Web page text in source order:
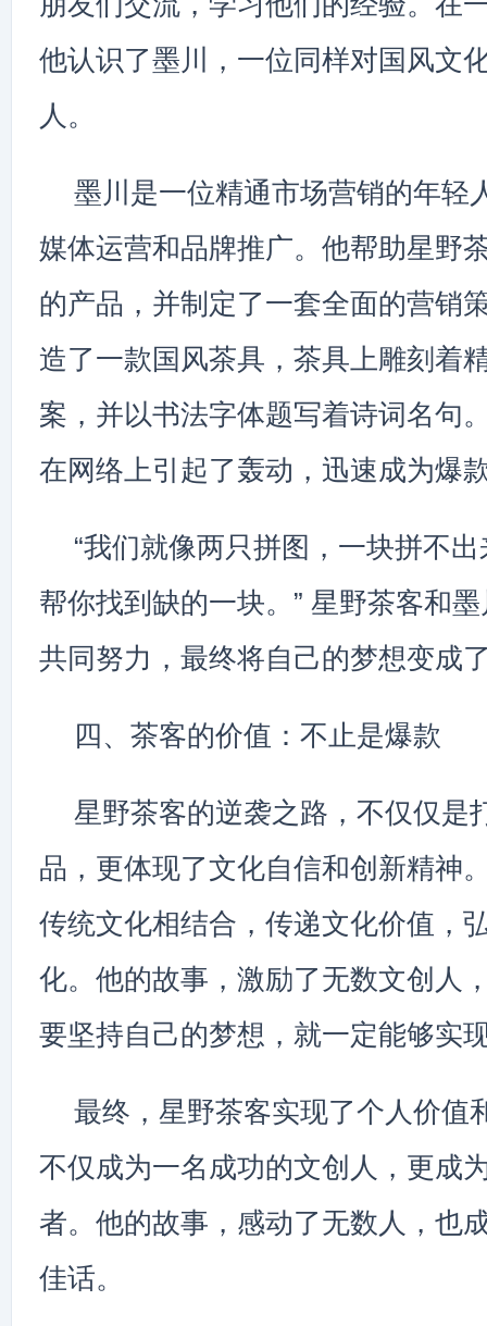
他认识了墨川，一位同样对国风文
人。
墨川是一位精通市场营销的年轻
媒体运营和品牌推广。他帮助星野
的产品，并制定了一套全面的营销
造了一款国风茶具，茶具上雕刻着
案，并以书法字体题写着诗词名句
在网络上引起了轰动，迅速成为爆
“我们就像两只拼图，一块拼不
帮你找到缺的一块。” 星野茶客和
共同努力，最终将自己的梦想变成
四、茶客的价值：不止是爆款
星野茶客的逆袭之路，不仅仅是
品，更体现了文化自信和创新精神
传统文化相结合，传递文化价值，
化。他的故事，激励了无数文创人
要坚持自己的梦想，就一定能够实
最终，星野茶客实现了个人价值
不仅成为一名成功的文创人，更成
者。他的故事，感动了无数人，也
佳话。